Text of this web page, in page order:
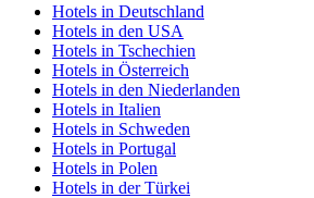
Hotels in Deutschland
Hotels in den USA
Hotels in Tschechien
Hotels in Österreich
Hotels in den Niederlanden
Hotels in Italien
Hotels in Schweden
Hotels in Portugal
Hotels in Polen
Hotels in der Türkei